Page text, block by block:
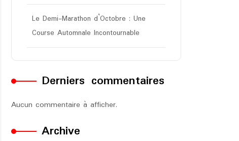
Le Demi-Marathon d’Octobre : Une
Course Automnale Incontournable
Derniers commentaires
Aucun commentaire à afficher.
Archive